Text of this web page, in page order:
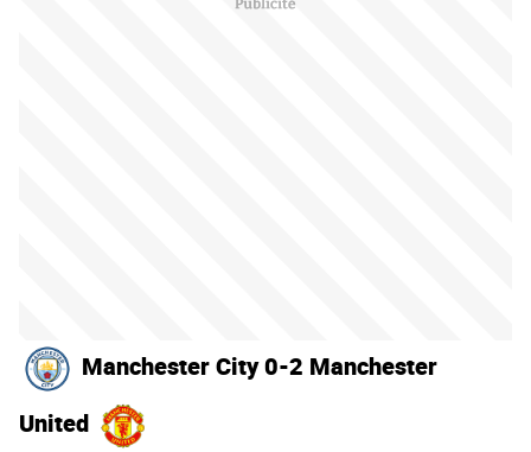
Manchester City 0-2 Manchester
United